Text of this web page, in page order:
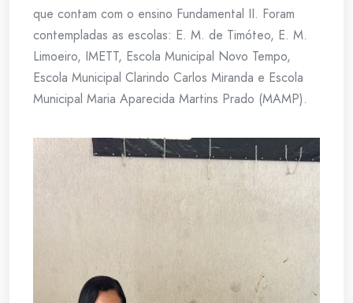
que contam com o ensino Fundamental II. Foram
contempladas as escolas: E. M. de Timóteo, E. M.
Limoeiro, IMETT, Escola Municipal Novo Tempo,
Escola Municipal Clarindo Carlos Miranda e Escola
Municipal Maria Aparecida Martins Prado (MAMP).